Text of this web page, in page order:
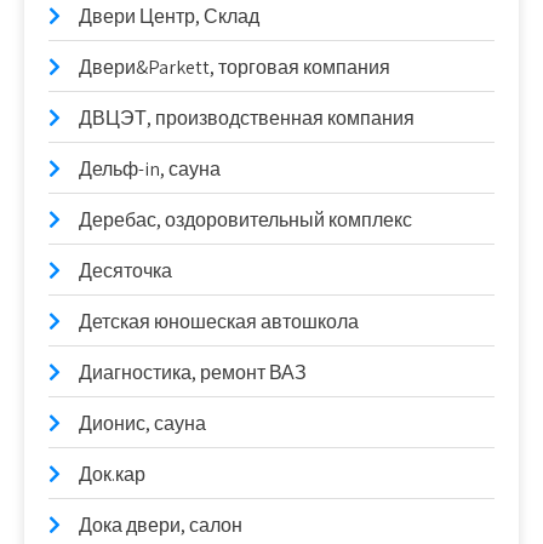
Двери Центр, Склад
Двери&Parkett, торговая компания
ДВЦЭТ, производственная компания
Дельф-in, сауна
Деребас, оздоровительный комплекс
Десяточка
Детская юношеская автошкола
Диагностика, ремонт ВАЗ
Дионис, сауна
Док.кар
Дока двери, салон